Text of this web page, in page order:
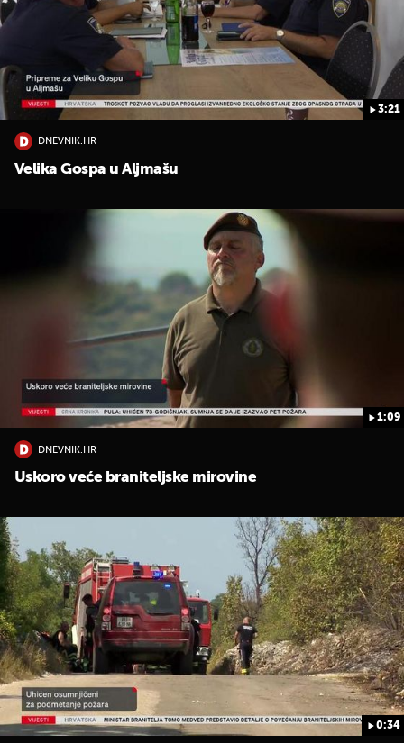
3:21
DNEVNIK.HR
Velika Gospa u Aljmašu
1:09
DNEVNIK.HR
Uskoro veće braniteljske mirovine
0:34